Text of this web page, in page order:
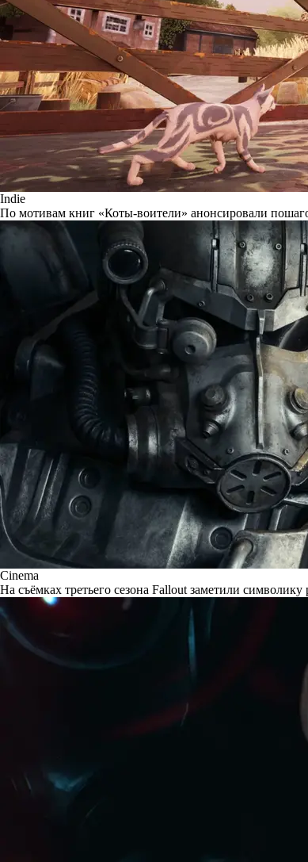
Indie
По мотивам книг «Коты-воители» анонсировали
Cinema
На съёмках третьего сезона Fallout заметили символику